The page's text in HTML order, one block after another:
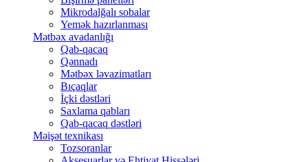
Mikrodalğalı sobalar
Yemək hazırlanması
Mətbəx avadanlığı
Qab-qacaq
Qənnadı
Mətbəx ləvazimatları
Bıçaqlar
İçki dəstləri
Saxlama qabları
Qab-qacaq dəstləri
Məişət texnikası
Tozsoranlar